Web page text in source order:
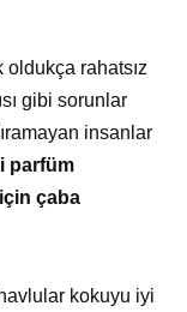
rahatsız
gibi sorunlar
insanlar
parfüm
çaba
kokuyu iyi